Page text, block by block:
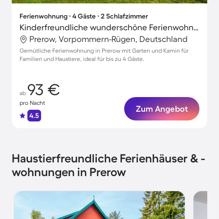
Ferienwohnung ∙ 4 Gäste ∙ 2 Schlafzimmer
Kinderfreundliche wunderschöne Ferienwohnung mit Terrasse und Garten | Haustierfreundlich
Prerow, Vorpommern-Rügen, Deutschland
Gemütliche Ferienwohnung in Prerow mit Garten und Kamin für
Familien und Haustiere, ideal für bis zu 4 Gäste.
ab 93 €
pro Nacht
4.5
Zum Angebot
Haustierfreundliche Ferienhäuser & -
wohnungen in Prerow